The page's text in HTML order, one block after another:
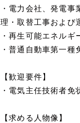
・電力会社、発電
理・取替工事および
・再生可能エネル
・普通自動車第一種
【歓迎要件】
・電気主任技術者
【求める人物像】